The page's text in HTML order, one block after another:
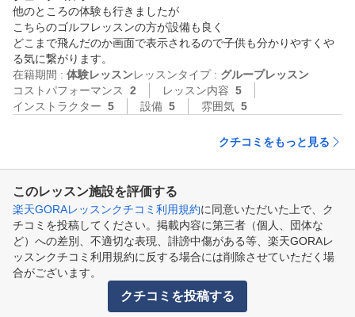
他のところの体験も行きましたが
こちらのゴルフレッスンの方が設備も良く
どこまで飛んだのか画面で表示されるので子供も分かりやすくや
る気に繋がります。
在籍期間 : 体験レッスンレッスンタイプ : グループレッスン
コストパフォーマンス
2 レッスン内容 5
インストラクター 5 設備 5 雰囲気 5
クチコミをもっと見る
このレッスン施設を評価する
楽天GORAレッスンクチコミ利用規約に同意いただいた上で、ク
チコミを投稿してください。掲載内容に第三者（個人、団体な
ど）への差別、不適切な表現、誹謗中傷がある等、楽天GORAレ
ッスンクチコミ利用規約に反する場合には削除させていただく場
合がございます。
クチコミを投稿する